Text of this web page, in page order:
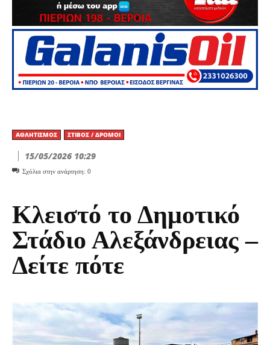
ΑΘΛΗΤΙΣΜΌΣ ΣΤΊΒΟΣ / ΔΡΌΜΟΙ
15/05/2026 10:29
Σχόλια στην ανάρτηση: 0
Κλειστό το Δημοτικό
Στάδιο Αλεξάνδρειας –
Δείτε πότε